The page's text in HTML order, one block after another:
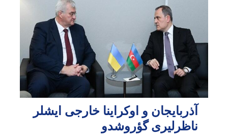
آذربایجان و اوکراینا خارجی ایشلر
ناظرلیری گؤروشدو